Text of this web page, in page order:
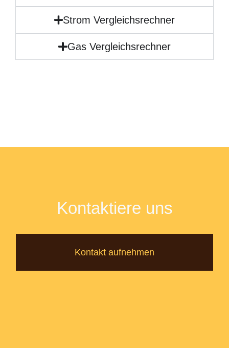
Strom Vergleichsrechner
Gas Vergleichsrechner
Kontaktiere uns
Kontakt aufnehmen